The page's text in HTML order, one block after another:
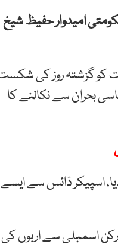
امیدوار حفیظ شیخ
کو گزشتہ روز کی
بحران سے نکالنے کا
اسپیکر ڈائس سے ایسے
رکن اسمبلی سے اربوں کی